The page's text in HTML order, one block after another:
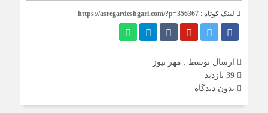
لینک کوتاه : https://asregardeshgari.com/?p=356367
ارسال توسط : مهر نیوز
بدون دیدگاه